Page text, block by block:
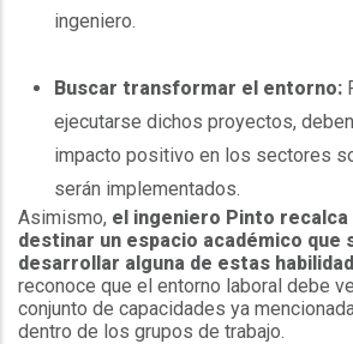
ingeniero.
Buscar transformar el entorno:
ejecutarse dichos proyectos,
impacto positivo en los sectores
serán implementados.
Asimismo, el ingeniero Pinto recalca
destinar un espacio académico que
desarrollar alguna de estas
reconoce que el entorno laboral debe
conjunto de capacidades ya
dentro de los grupos de trabajo.